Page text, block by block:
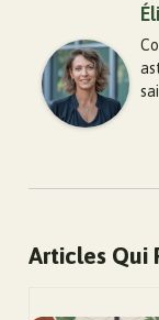
Articles Qui